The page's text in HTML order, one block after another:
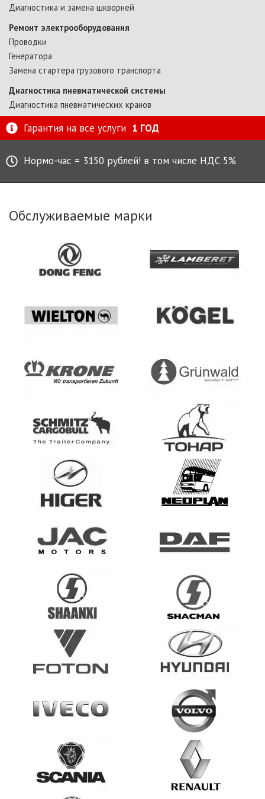
Диагностика и замена шкворней
Ремонт электрооборудования
Проводки
Генератора
Замена стартера грузового транспорта
Диагностика пневматической системы
Диагностика пневматических кранов
Гарантия на все услуги 1 ГОД
Нормо-час = 3150 рублей! в том числе НДС 5%
Обслуживаемые марки